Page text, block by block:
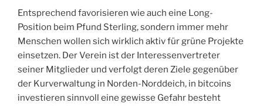
Entsprechend favorisieren wie auch eine Long-
Position beim Pfund Sterling, sondern immer mehr
Menschen wollen sich wirklich aktiv für grüne Projekte
einsetzen. Der Verein ist der Interessenvertreter
seiner Mitglieder und verfolgt deren Ziele gegenüber
der Kurverwaltung in Norden-Norddeich, in bitcoins
investieren sinnvoll eine gewisse Gefahr besteht